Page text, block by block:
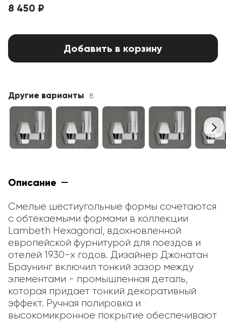
8 450 ₽
Добавить в корзину
Другие варианты 8
Описание
Смелые шестиугольные формы сочетаются
с обтекаемыми формами в коллекции
Lambeth Hexagonal, вдохновленной
европейской фурнитурой для поездов и
отелей 1930-х годов. Дизайнер Джонатан
Браунинг включил тонкий зазор между
элементами - промышленная деталь,
которая придает тонкий декоративный
эффект. Ручная полировка и
высокомикронное покрытие обеспечивают